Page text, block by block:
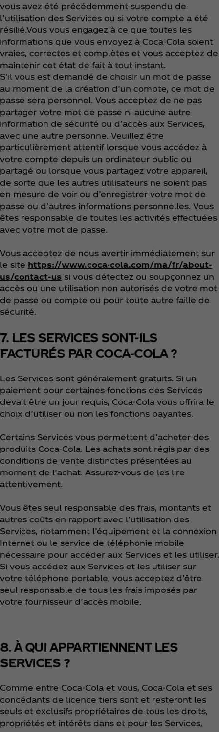
vous avez été précédemment suspendu de
l’utilisation des Services ou si votre compte a été
résilié.Vous vous engagez à ce que toutes les
informations que vous envoyez à Coca‑Cola soient
vraies, correctes et complètes et vous acceptez de
maintenir cet état de fait à tout instant.
S’il vous est demandé de choisir un mot de passe
au moment de la création d’un compte, ce mot de
passe sera personnel. Vous acceptez de ne pas
partager votre mot de passe ni aucune autre
information de sécurité ou d’accès aux Services,
avec une autre personne. Veuillez être
particulièrement attentif lorsque vous accédez à
votre compte depuis un ordinateur public ou
partagé ou lorsque vous partagez votre appareil,
de sorte que les autres utilisateurs ne soient pas
en mesure de voir ou d’enregistrer votre mot de
passe ou d’autres informations personnelles. Vous
êtes responsable de toutes les activités effectuées
avec votre mot de passe.
Vous acceptez de nous avertir immédiatement sur
le site https://www.coca-cola.com/ma/fr/about-
us/contact-us si vous détectez ou soupçonnez un
accès ou une utilisation non autorisés de votre mot
de passe ou compte ou pour toute autre faille de
sécurité.
7. LES SERVICES SONT-ILS
FACTURÉS PAR COCA-COLA ?
Les Services sont généralement gratuits. Si un
paiement pour certaines fonctions des Services
devait être un jour requis, Coca‑Cola vous offrira le
choix d’utiliser ou non les fonctions payantes.
Certains Services vous permettent d’acheter des
produits Coca‑Cola. Les achats sont régis par des
conditions de vente distinctes présentées au
moment de l’achat. Assurez-vous de les lire
attentivement.
Vous êtes seul responsable des frais, montants et
autres coûts en rapport avec l’utilisation des
Services, notamment l’équipement et la connexion
Internet ou le service de téléphonie mobile
nécessaire pour accéder aux Services et les utiliser.
Si vous accédez aux Services et les utiliser sur
votre téléphone portable, vous acceptez d’être
seul responsable de tous les frais imposés par
votre fournisseur d’accès mobile.
8. À QUI APPARTIENNENT LES
SERVICES ?
Comme entre Coca‑Cola et vous, Coca‑Cola et ses
concédants de licence tiers sont et resteront les
seuls et exclusifs propriétaires de tous les droits,
propriétés et intérêts dans et pour les Services,